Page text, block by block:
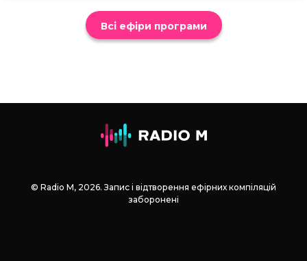
Всі ефіри програми
© Radio М, 2026. Запис і відтворення ефірних компіляцій
заборонені